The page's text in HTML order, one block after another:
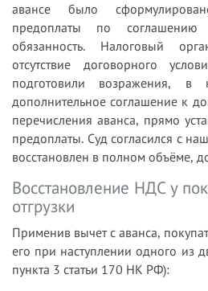
авансе было
предоплаты по
обязанность. Налоговый
отсутствие договорного
подготовили возражения, в
дополнительное соглашение к
перечисления аванса, прямо
предоплаты. Суд согласился с
восстановлен в полном объёме,
Восстановление НДС у
отгрузки
Применив вычет с аванса,
его при наступлении одного из
пункта 3 статьи 170 НК РФ):